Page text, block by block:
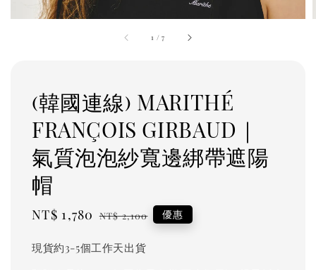
1 /7
(韓國連線) MARITHÉ
FRANÇOIS GIRBAUD｜
氣質泡泡紗寬邊綁帶遮陽
帽
Sale
NT$ 1,780 Regular
NT$ 2,100 優惠
現貨約3-5個工作天出貨